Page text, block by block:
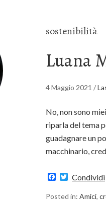
sostenibilità
Luana
4 Maggio 2021 /
No, non sono
riparla del tema
guadagnare un
macchinario,
Facebook
Twitter
Condividi
Posted in: Amici,